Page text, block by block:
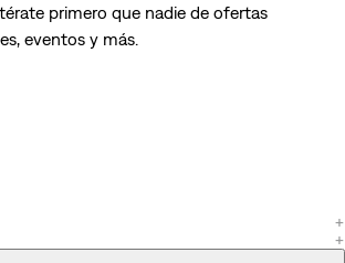
primero que nadie de ofertas
eventos y más.
+
+